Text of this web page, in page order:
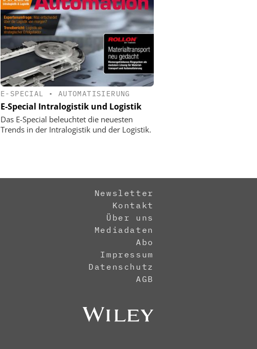
E-SPECIAL • AUTOMATISIERUNG
E-Special Intralogistik und Logistik
Das E-Special beleuchtet die neuesten
Trends in der Intralogistik und der Logistik.
Newsletter
Kontakt
Über uns
Mediadaten
Abo
Impressum
Datenschutz
AGB